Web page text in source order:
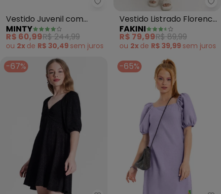
Minty - Vestido Juvenil com
Vestido Juvenil com
Sobreposição (Rosa)
MINTY
R$ 60,99R$ 244,99
ou 2x de R$ 30,49 sem juros
Vestido Listrado Florence
(Bege)
FAKINI
R$ 79,99R$ 89,99
ou 2x de R$ 39,99 sem juros
-67% -65%